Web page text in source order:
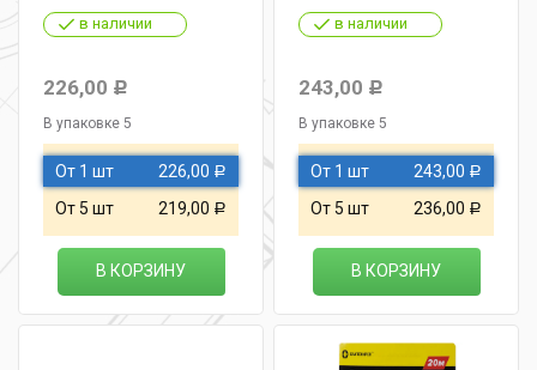
в наличии
226,00 Р
В упаковке 5
От 1 шт 226,00 Р
От 5 шт 219,00 Р
В КОРЗИНУ
в наличии
243,00 Р
В упаковке 5
От 1 шт 243,00 Р
От 5 шт 236,00 Р
В КОРЗИНУ